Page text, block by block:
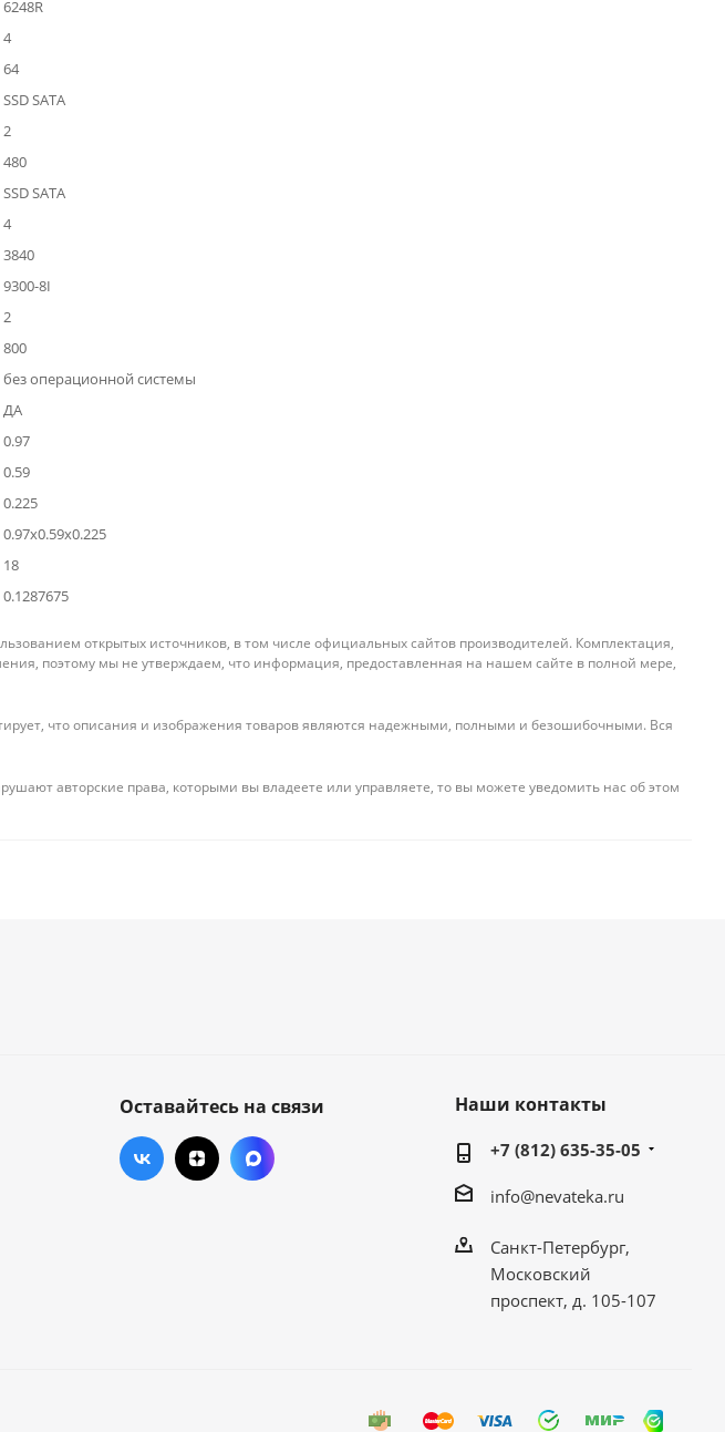
6248R
4
64
SSD SATA
2
480
SSD SATA
4
3840
9300-8I
2
800
без операционной системы
ДА
0.97
0.59
0.225
0.97x0.59x0.225
18
0.1287675
открытых источников, в том числе официальных сайтов производителей. Комплектация,
поэтому мы не утверждаем, что информация, предоставленная на нашем сайте в полной мере,
что описания и изображения товаров являются надежными, полными и безошибочными. Вся
авторские права, которыми вы владеете или управляете, то вы можете уведомить нас об этом
Оставайтесь на связи Наши контакты
+7 (812) 635-35-05
info@nevateka.ru
Санкт-Петербург,
Московский
проспект, д. 105-107